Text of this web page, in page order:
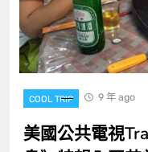
COOL TRIP 9 年 ago
美國公共電視